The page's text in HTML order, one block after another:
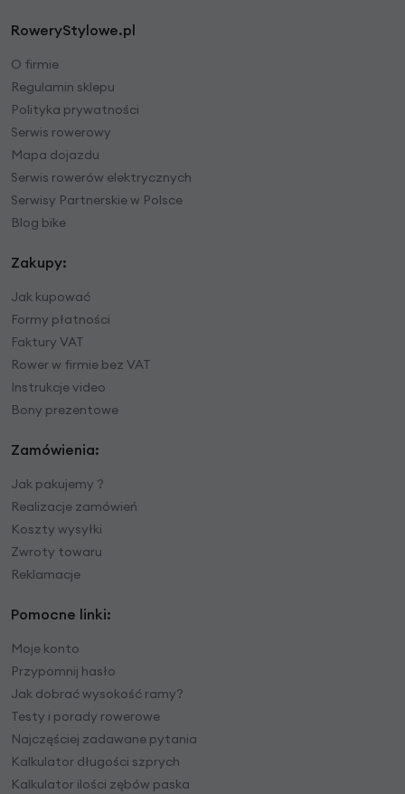
RoweryStylowe.pl
O firmie
Regulamin sklepu
Polityka prywatności
Serwis rowerowy
Mapa dojazdu
Serwis rowerów elektrycznych
Serwisy Partnerskie w Polsce
Blog bike
Zakupy:
Jak kupować
Formy płatności
Faktury VAT
Rower w firmie bez VAT
Instrukcje video
Bony prezentowe
Zamówienia:
Jak pakujemy ?
Realizacje zamówień
Koszty wysyłki
Zwroty towaru
Reklamacje
Pomocne linki:
Moje konto
Przypomnij hasło
Jak dobrać wysokość ramy?
Testy i porady rowerowe
Najczęściej zadawane pytania
Kalkulator długości szprych
Kalkulator ilości zębów paska